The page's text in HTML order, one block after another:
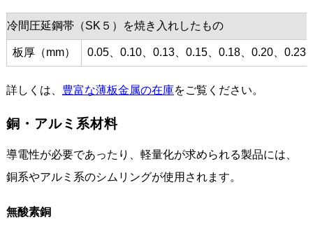
冷間圧延鋼帯（SK５）を焼き入れしたもの
板厚（mm） 0.05、0.10、0.13、0.15、0.18、0.20、
詳しくは、 豊富な薄板金属の在庫をご覧ください。
銅・アルミ系材料
導電性が必要であったり、軽量化が求められる製品には、
銅系やアルミ系のシムリングが使用されます。
無酸素銅